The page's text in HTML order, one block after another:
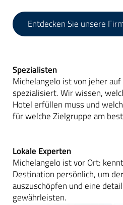
Entdecken Sie unsere
Spezialisten
Michelangelo ist von jeher
spezialisiert. Wir wissen,
Hotel erfüllen muss und
für welche Zielgruppe am
Lokale Experten
Michelangelo ist vor Ort:
Destination persönlich, um
auszuschöpfen und eine
gewährleisten.